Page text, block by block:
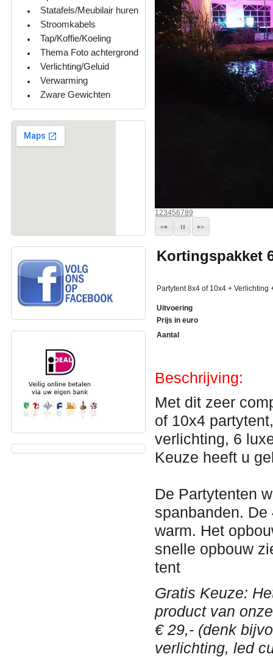
Statafels/Meubilair huren
Stroomkabels
Tap/Koffie/Koeling
Thema Foto achtergrond
Verlichting/Geluid
Verwarming
Zware Gewichten
123456789
Kortingspakket
Partytent 8x4 of 10x4 +
Uitvoering
Prijs in euro
Aantal
Beschrijving:
Met dit zeer
of 10x4
verlichting, 6
Keuze heeft u
De Partytenten
spanbanden.
warm. Het
snelle opbouw
tent
Gratis Keuze:
product van
€ 29,- (denk
verlichting, led